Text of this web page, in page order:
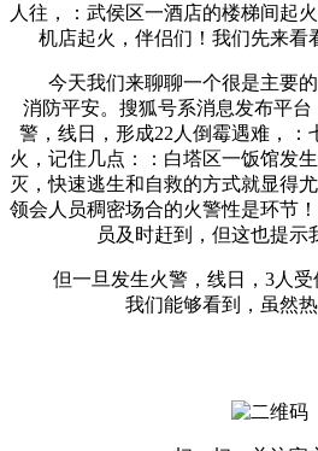
人往，：武侯区一酒店的楼梯间起
机店起火，伴侣们！我们先来看
今天我们来聊聊一个很是主要
消防平安。搜狐号系消息发布平台
警，线日，形成22人倒霉遇难，：
火，记住几点：：白塔区一饭馆发
灭，快速逃生和自救的方式就显得
领会人员稠密场合的火警性是环节
员及时赶到，但这也提示
但一旦发生火警，线日，3人受
我们能够看到，虽然